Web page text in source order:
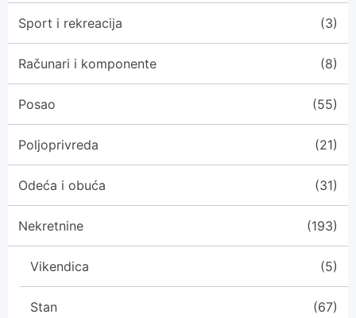
Sport i rekreacija (3)
Računari i komponente (8)
Posao (55)
Poljoprivreda (21)
Odeća i obuća (31)
Nekretnine (193)
Vikendica (5)
Stan (67)